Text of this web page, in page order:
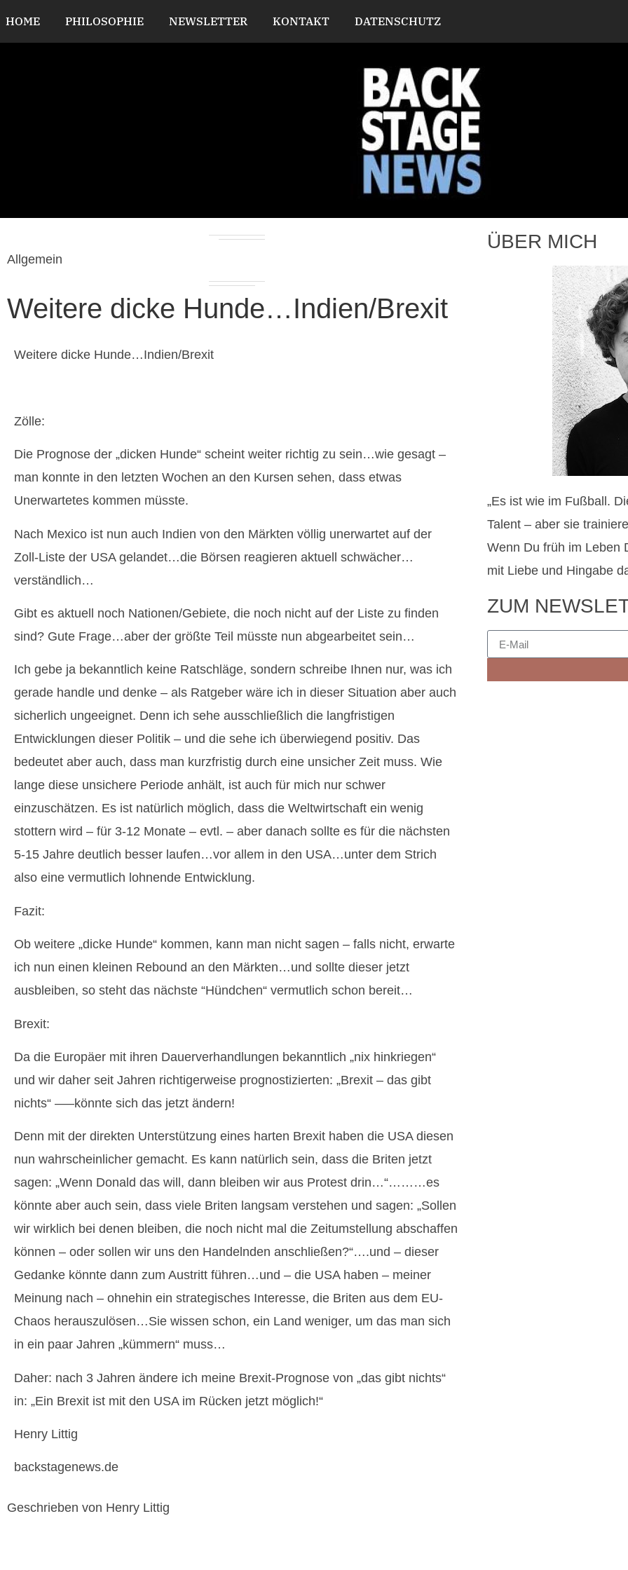
HOME PHILOSOPHIE NEWSLETTER KONTAKT DATENSCHUTZ
Allgemein
Weitere dicke Hunde…Indien/Brexit
Weitere dicke Hunde…Indien/Brexit
Zölle:
Die Prognose der „dicken Hunde“ scheint weiter richtig zu sein…wie gesagt –
man konnte in den letzten Wochen an den Kursen sehen, dass etwas
Unerwartetes kommen müsste.
Nach Mexico ist nun auch Indien von den Märkten völlig unerwartet auf der
Zoll-Liste der USA gelandet…die Börsen reagieren aktuell schwächer…
verständlich…
Gibt es aktuell noch Nationen/Gebiete, die noch nicht auf der Liste zu finden
sind? Gute Frage…aber der größte Teil müsste nun abgearbeitet sein…
Ich gebe ja bekanntlich keine Ratschläge, sondern schreibe Ihnen nur, was ich
gerade handle und denke – als Ratgeber wäre ich in dieser Situation aber auch
sicherlich ungeeignet. Denn ich sehe ausschließlich die langfristigen
Entwicklungen dieser Politik – und die sehe ich überwiegend positiv. Das
bedeutet aber auch, dass man kurzfristig durch eine unsicher Zeit muss. Wie
lange diese unsichere Periode anhält, ist auch für mich nur schwer
einzuschätzen. Es ist natürlich möglich, dass die Weltwirtschaft ein wenig
stottern wird – für 3-12 Monate – evtl. – aber danach sollte es für die nächsten
5-15 Jahre deutlich besser laufen…vor allem in den USA…unter dem Strich
also eine vermutlich lohnende Entwicklung.
Fazit:
Ob weitere „dicke Hunde“ kommen, kann man nicht sagen – falls nicht, erwarte
ich nun einen kleinen Rebound an den Märkten…und sollte dieser jetzt
ausbleiben, so steht das nächste “Hündchen“ vermutlich schon bereit…
Brexit:
Da die Europäer mit ihren Dauerverhandlungen bekanntlich „nix hinkriegen“
und wir daher seit Jahren richtigerweise prognostizierten: „Brexit – das gibt
nichts“ —–könnte sich das jetzt ändern!
Denn mit der direkten Unterstützung eines harten Brexit haben die USA diesen
nun wahrscheinlicher gemacht. Es kann natürlich sein, dass die Briten jetzt
sagen: „Wenn Donald das will, dann bleiben wir aus Protest drin…“………es
könnte aber auch sein, dass viele Briten langsam verstehen und sagen: „Sollen
wir wirklich bei denen bleiben, die noch nicht mal die Zeitumstellung abschaffen
können – oder sollen wir uns den Handelnden anschließen?“….und – dieser
Gedanke könnte dann zum Austritt führen…und – die USA haben – meiner
Meinung nach – ohnehin ein strategisches Interesse, die Briten aus dem EU-
Chaos herauszulösen…Sie wissen schon, ein Land weniger, um das man sich
in ein paar Jahren „kümmern“ muss…
Daher: nach 3 Jahren ändere ich meine Brexit-Prognose von „das gibt nichts“
in: „Ein Brexit ist mit den USA im Rücken jetzt möglich!“
Henry Littig
backstagenews.de
Geschrieben von Henry Littig
ÜBER MICH
„Es ist wie im Fußball.
Talent – aber sie
Wenn Du früh im Leben
mit Liebe und Hingabe
ZUM